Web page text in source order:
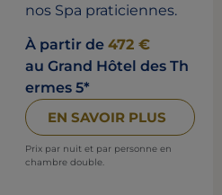
nos Spa praticiennes.
À partir de 472 €
au Grand Hôtel des Th
ermes 5*
EN SAVOIR PLUS
Prix par nuit et par personne en
chambre double.